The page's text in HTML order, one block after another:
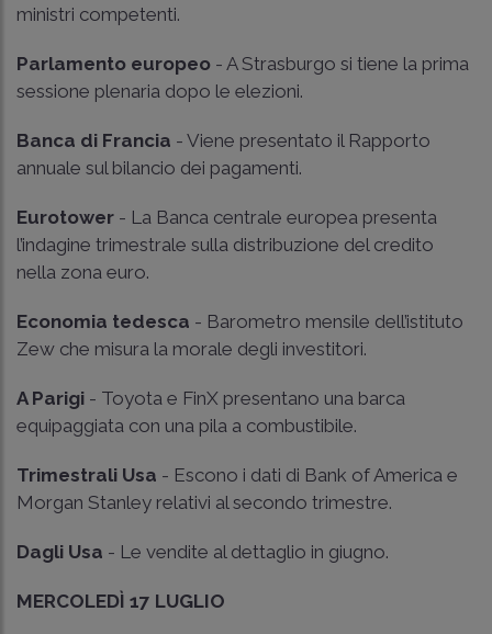
ministri competenti.
Parlamento europeo - A Strasburgo si tiene la prima
sessione plenaria dopo le elezioni.
Banca di Francia - Viene presentato il Rapporto
annuale sul bilancio dei pagamenti.
Eurotower - La Banca centrale europea presenta
l’indagine trimestrale sulla distribuzione del credito
nella zona euro.
Economia tedesca - Barometro mensile dell’istituto
Zew che misura la morale degli investitori.
A Parigi - Toyota e FinX presentano una barca
equipaggiata con una pila a combustibile.
Trimestrali Usa - Escono i dati di Bank of America e
Morgan Stanley relativi al secondo trimestre.
Dagli Usa - Le vendite al dettaglio in giugno.
MERCOLEDÌ 17 LUGLIO